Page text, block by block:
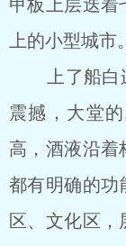
甲板上层迭着
上的小型城市。
上了船白连
震撼，大堂
高，酒液沿着
都有明确的
区、文化区